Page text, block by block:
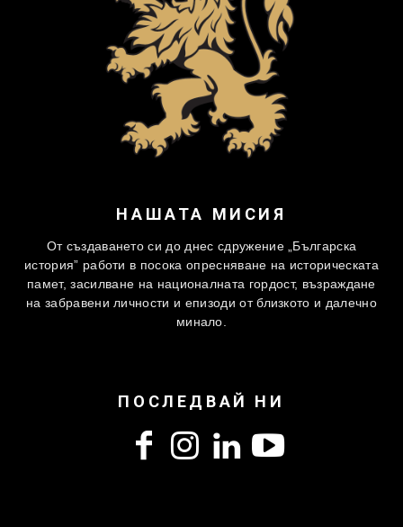
НАШАТА МИСИЯ
От създаването си до днес сдружение „Българска
история” работи в посока опресняване на историческата
памет, засилване на националната гордост, възраждане
на забравени личности и епизоди от близкото и далечно
минало.
ПОСЛЕДВАЙ НИ